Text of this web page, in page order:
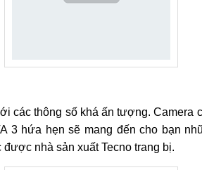
các thông số khá ấn tượng. Camera
3 hứa hẹn sẽ mang đến cho bạn
nhà sản xuất Tecno trang bị.